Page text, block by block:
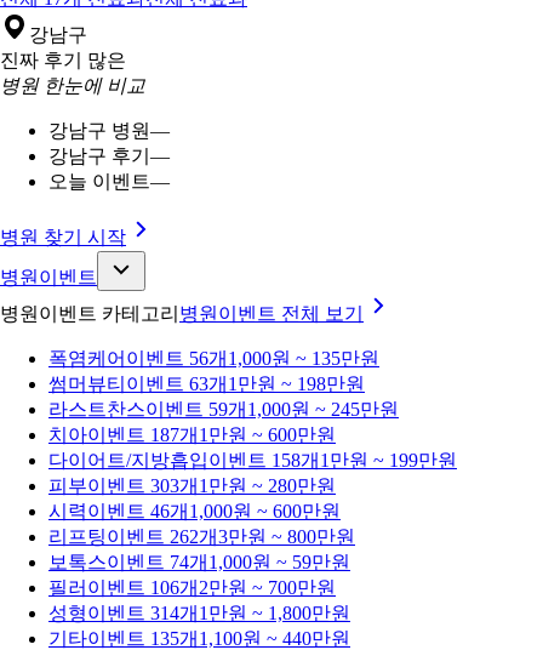
강남구
진짜 후기 많은
병원 한눈에 비교
강남구 병원—
강남구 후기 —
오늘 이벤트—
병원 찾기 시작
병원이벤트
병원이벤트 카테고리 병원이벤트 전체 보기
폭염케어 이벤트 56개 1,000원 ~ 135만원
썸머뷰티 이벤트 63개 1만원 ~ 198만원
라스트찬스이벤트 59개 1,000원 ~ 245만원
치아이벤트 187개 1만원 ~ 600만원
다이어트/지방흡입이벤트 158개 1만원 ~ 199만원
피부이벤트 303개 1만원 ~ 280만원
시력이벤트 46개 1,000원 ~ 600만원
리프팅이벤트 262개3만원 ~ 800만원
보톡스이벤트 74개 1,000원 ~ 59만원
필러 이벤트 106개 2만원 ~ 700만원
성형이벤트 314개 1만원 ~ 1,800만원
기타이벤트 135개 1,100원 ~ 440만원